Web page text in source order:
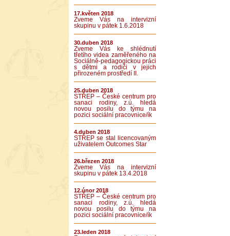
17.květen 2018
Zveme Vás na intervizní
skupinu v pátek 1.6.2018
30.duben 2018
Zveme Vás ke shlédnutí
třetího videa zaměřeného na
Sociálně-pedagogickou práci
s dětmi a rodiči v jejich
přirozeném prostředí II.
25.duben 2018
STŘEP – České centrum pro
sanaci rodiny, z.ú. hledá
novou posilu do týmu na
pozici sociální pracovnice/ík
4.duben 2018
STŘEP se stal licencovaným
uživatelem Outcomes Star
26.březen 2018
Zveme Vás na intervizní
skupinu v pátek 13.4.2018
12.únor 2018
STŘEP – České centrum pro
sanaci rodiny, z.ú. hledá
novou posilu do týmu na
pozici sociální pracovnice/ík
23.leden 2018